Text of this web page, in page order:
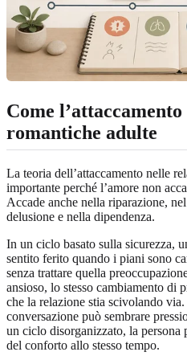
Come
romantiche adulte
La teoria dell’attaccamento nelle
importante perché l’amore non
Accade anche nella riparazione,
delusione e nella dipendenza.
In un ciclo basato sulla sicurezza,
sentito ferito quando i piani sono
senza trattare quella
ansioso, lo stesso cambiamento di
che la relazione stia scivolando
conversazione può sembrare
un ciclo disorganizzato, la
del conforto allo stesso tempo.